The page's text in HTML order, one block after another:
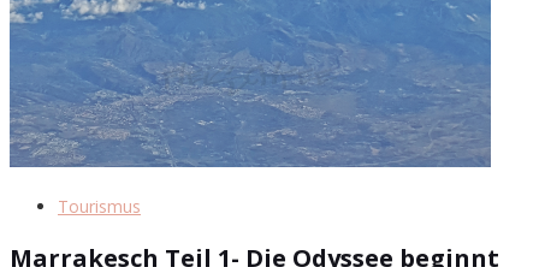
Tourismus
Marrakesch Teil 1- Die Odyssee beginnt